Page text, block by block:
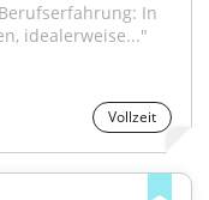
In
idealerweise..."
Vollzeit